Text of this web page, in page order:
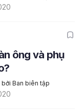
ông và phụ
Ban biên tập